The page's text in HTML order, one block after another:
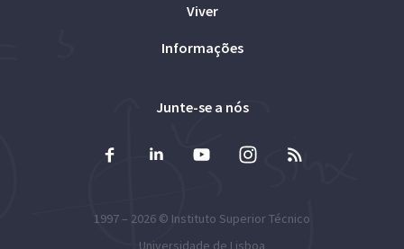
Viver
Informações
Junte-se a nós
1997 – 2026 © Instituto Superior Técnico
Universidade de Lisboa